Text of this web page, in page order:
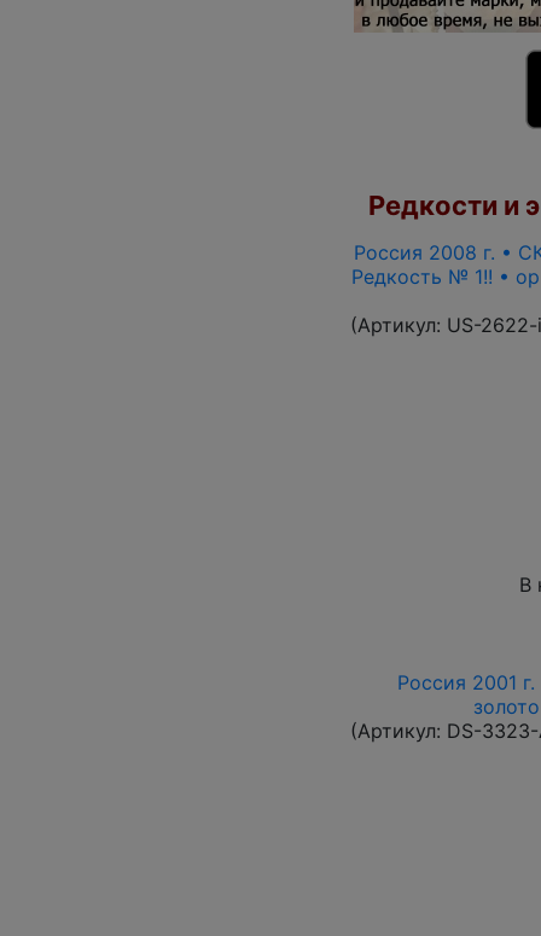
Редкости и
Россия 2008 г. •
Редкость № 1!! •
(Артикул: US-
В
Россия 2001
(Артикул: DS-